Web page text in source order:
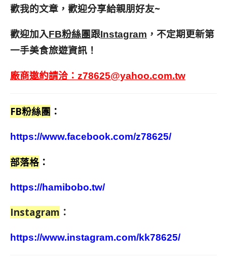
歡我的文章，歡迎分享給親朋好友~
歡迎加入FB粉絲團跟Instagram ，不定期更新第
一手美食旅遊資訊！
廠商邀約請洽： z78625@yahoo.com.tw
FB粉絲團 ：
https://www.facebook.com/z78625/
部落格 ：
https://hamibobo.tw/
Instagram ：
https://www.instagram.com/kk78625/